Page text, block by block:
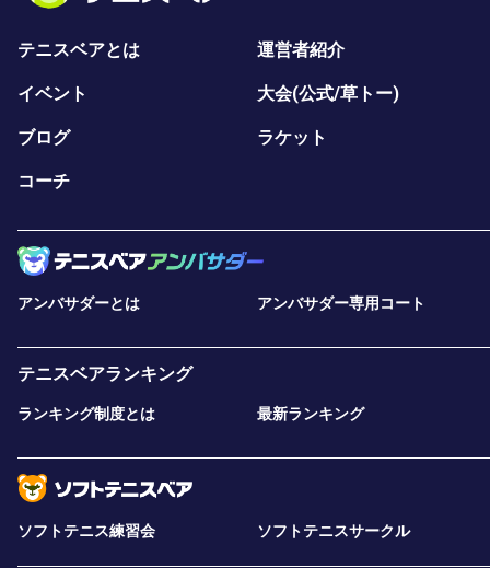
テニスベアとは 運営者紹介
イベント 大会(公式/草トー)
ブログ ラケット
コーチ
アンバサダーとは アンバサダー専用コート
テニスベアランキング
ランキング制度とは 最新ランキング
ソフトテニス練習会 ソフトテニスサークル